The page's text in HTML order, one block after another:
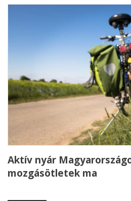
Aktív nyár
mozgásötletek ma